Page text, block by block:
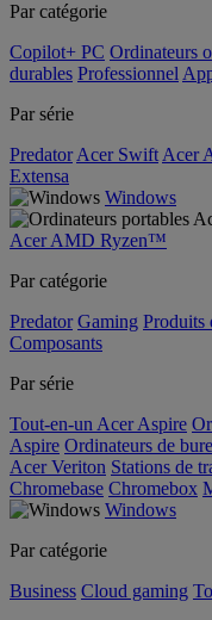
Par catégorie
Copilot+ PC Ordinateurs
durables Professionnel
Par série
Predator Acer Swift Acer
Extensa
Windows
Acer AMD Ryzen™
Par catégorie
Predator Gaming Produits
Composants
Par série
Tout-en-un Acer Aspire
Aspire Ordinateurs de
Acer Veriton Stations de
Chromebase Chromebox
Windows
Par catégorie
Business Cloud gaming